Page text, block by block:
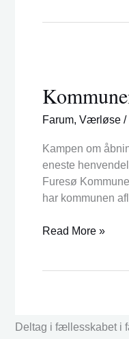
Farum, Værløse /
Kampen om
eneste
Furesø
har kommunen
reduktion
af
åbningstider
Read More »
Deltag i fællesskabet i